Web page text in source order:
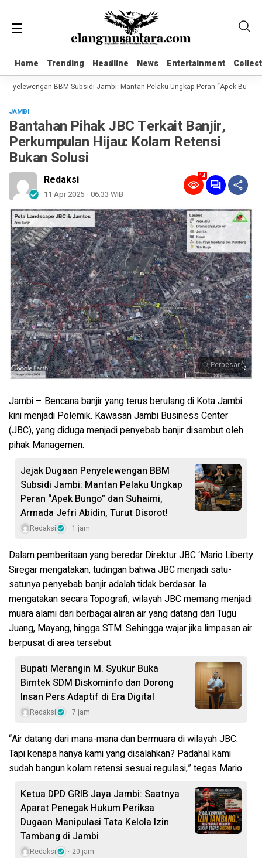
Home Trending Headline News Entertainment
Home Trending Headline News Entertainment
BBM Subsidi Jambi: Mantan Pelaku Ungkap Peran “Apek Bungo”
JAMBI
Bantahan Pihak JBC Terkait Banjir,
Perkumpulan Hijau: Kolam Retensi
Bukan Solusi
Redaksi
11 Apr 2025 - 06:33 WIB
14
Perbesar
Jambi – Bencana banjir yang terus berulang di Kota Jambi
kini menjadi Polemik. Kawasan Jambi Business Center
(JBC), yang diduga menjadi penyebab banjir disambut oleh
pihak Managemen.
Jejak Dugaan Penyelewengan BBM
Subsidi Jambi: Mantan Pelaku Ungkap
Peran “Apek Bungo” dan Suhaimi,
Armada Jefri Abidin, Turut Disorot!
Redaksi 1 jam
Dalam pemberitaan yang beredar Direktur JBC ‘Mario Liberty
Siregar mengatakan, tudingan bahwa JBC menjadi satu-
satunya penyebab banjir adalah tidak berdasar. Ia
mengatakan secara Topografi, wilayah JBC memang menjadi
muara alami dari berbagai aliran air yang datang dari Tugu
Juang, Mayang, hingga STM. Sehingga wajar jika limpasan air
berpusat di area tersebut.
Bupati Merangin M. Syukur Buka
Bimtek SDM Diskominfo dan Dorong
Insan Pers Adaptif di Era Digital
Redaksi 7 jam
“Air datang dari mana-mana dan bermuara di wilayah JBC.
Tapi kenapa hanya kami yang disalahkan? Padahal kami
sudah bangun kolam retensi sesuai regulasi,” tegas Mario.
Ketua DPD GRIB Jaya Jambi: Saatnya
Aparat Penegak Hukum Periksa
Dugaan Manipulasi Tata Kelola Izin
Tambang di Jambi
Redaksi 20 jam